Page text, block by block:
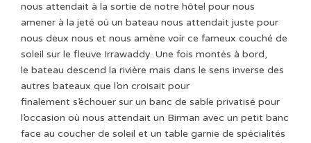
nous attendait à la sortie de notre hôtel pour nous
amener à la jeté où un bateau nous attendait juste pour
nous deux nous et nous amène voir ce fameux couché de
soleil sur le fleuve Irrawaddy. Une fois montés à bord,
le bateau descend la rivière mais dans le sens inverse des
autres bateaux que l’on croisait pour
finalement s’échouer sur un banc de sable privatisé pour
l’occasion où nous attendait un Birman avec un petit banc
face au coucher de soleil et un table garnie de spécialités